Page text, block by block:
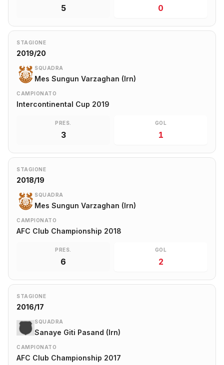
5 0
STAGIONE
2019/20
SQUADRA
Mes Sungun Varzaghan (Irn)
CAMPIONATO
Intercontinental Cup 2019
PRES.
3
GOL
1
STAGIONE
2018/19
SQUADRA
Mes Sungun Varzaghan (Irn)
CAMPIONATO
AFC Club Championship 2018
PRES.
6
GOL
2
STAGIONE
2016/17
SQUADRA
Sanaye Giti Pasand (Irn)
CAMPIONATO
AFC Club Championship 2017